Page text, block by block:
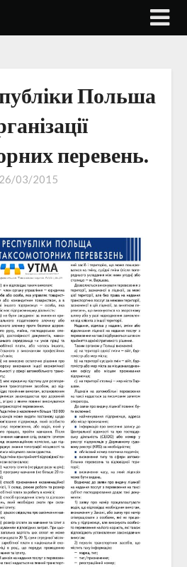
Польша
перевень.
26/03/2015